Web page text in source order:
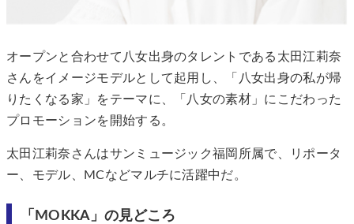
オープンと合わせて八女出身のタレントである太田江莉奈
さんをイメージモデルとして起用し、「八女出身の私が帰
りたくなる家」をテーマに、「八女の素材」にこだわった
プロモーションを開始する。
太田江莉奈さんはサンミュージック福岡所属で、リポータ
ー、モデル、MCなどマルチに活躍中だ。
「MOKKA」の見どころ